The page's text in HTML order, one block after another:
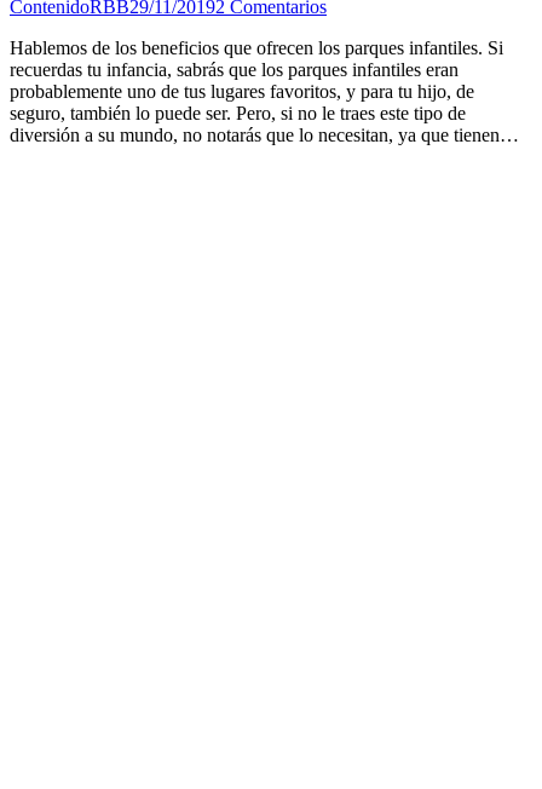
ContenidoRBB29/11/20192 Comentarios
Hablemos de los beneficios que ofrecen los parques infantiles. Si
recuerdas tu infancia, sabrás que los parques infantiles eran
probablemente uno de tus lugares favoritos, y para tu hijo, de
seguro, también lo puede ser. Pero, si no le traes este tipo de
diversión a su mundo, no notarás que lo necesitan, ya que tienen…